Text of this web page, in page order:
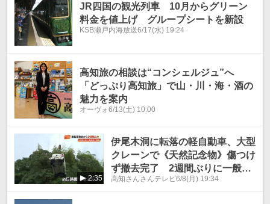
JR四国の観光列車 10月からグリーン
料金を値上げ グループシートを新設
KSB瀬戸内海放送6/17(水) 19:24
高知旅の相談は“コンシェルジュ”へ
「どっぷり高知旅」で山・川・海・酒の
魅力を案内
オーヴォ6/13(土) 10:00
2:35
伊尾木洞に転落の軽自動車、大型
クレーンで《天然記念物》傷つけ
ず撤去完了 2週間ぶりに一般開
放【高知】
高知さんさんテレビ6/8(月) 19:34